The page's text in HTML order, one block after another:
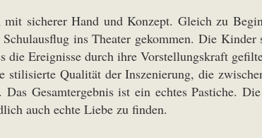
sicherer Hand und Konzept. Gleich zu
ins Theater gekommen. Die
die Ereignisse durch ihre Vorstellungskraft
stilisierte Qualität der Inszenierung, die
Gesamtergebnis ist ein echtes Pastiche.
auch echte Liebe zu finden.